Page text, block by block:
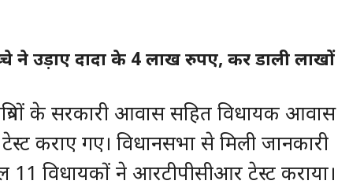
ने उड़ाए दादा के 4 लाख रुपए, कर डाली लाखों
के सरकारी आवास सहित विधायक आवास
कराए गए। विधानसभा से मिली जानकारी
विधायकों ने आरटीपीसीआर टेस्ट कराया।